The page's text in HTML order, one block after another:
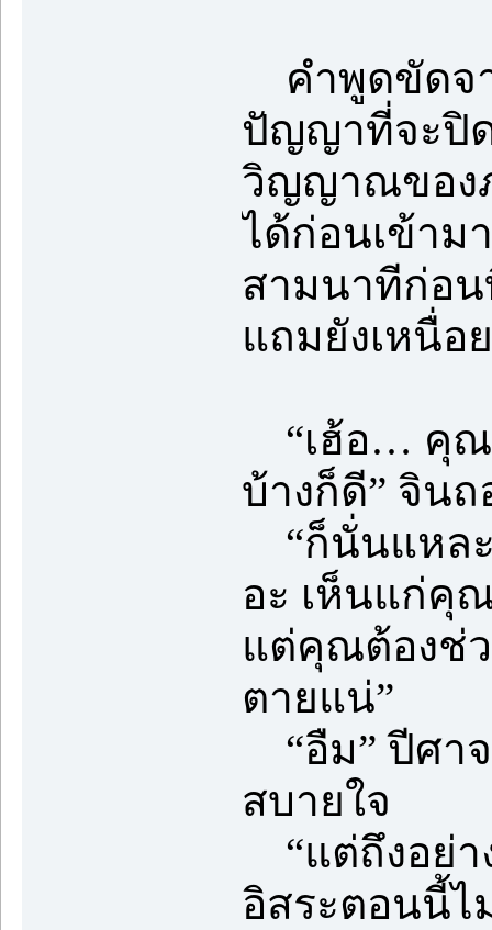
คำพูดขัดจ
ปัญญาที่จะปิด
วิญญาณของ
ได้ก่อนเข้าม
สามนาทีก่อน
แถมยังเหนื่อ
“เฮ้อ… คุณ
บ้างก็ดี” จิน
“ก็นั่นแหล
อะ เห็นแก่คุ
แต่คุณต้องช่
ตายแน่”
“อืม” ปีศา
สบายใจ
“แต่ถึงอย่
อิสระตอนนี้ไ